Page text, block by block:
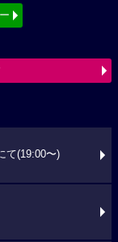
て(19:00〜)